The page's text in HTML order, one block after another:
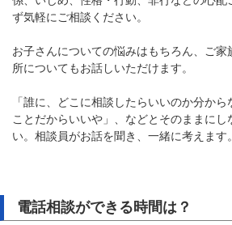
ず気軽にご相談ください。
お子さんについての悩みはもちろん、ご家
所についてもお話しいただけます。
「誰に、どこに相談したらいいのか分か
ことだからいいや」、などとそのままにし
い。相談員がお話を聞き、一緒に考えます。
電話相談ができる時間は？